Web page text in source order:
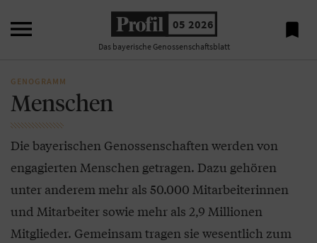
 05 2026
Das bayerische Genossenschaftsblatt

GENOGRAMM
Menschen
Die bayerischen Genossenschaften werden von
engagierten Menschen getragen. Dazu gehören
unter anderem mehr als 50.000 Mitarbeiterinnen
und Mitarbeiter sowie mehr als 2,9 Millionen
Mitglieder. Gemeinsam tragen sie wesentlich zum